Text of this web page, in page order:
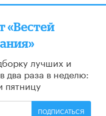
«Вестей
лучших и
два раза в неделю:
пятницу
ПОДПИСАТЬСЯ